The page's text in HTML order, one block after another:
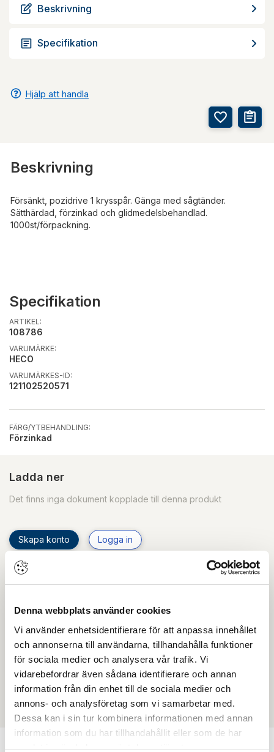
Denna webbplats använder cookies
Vi använder enhetsidentifierare för att anpassa innehållet
och annonserna till användarna, tillhandahålla funktioner
för sociala medier och analysera vår trafik. Vi
vidarebefordrar även sådana identifierare och annan
information från din enhet till de sociala medier och
annons- och analysföretag som vi samarbetar med.
Dessa kan i sin tur kombinera informationen med annan
information som du har tillhandahållit eller som de har
samlat in när du har använt deras tjänster.
Beskrivning
Specifikation
Hjälp att handla
Beskrivning
Försänkt, pozidrive 1 krysspår. Gänga med sågtänder.
Sätthärdad, förzinkad och glidmedelsbehandlad.
1000st/förpackning.
Specifikation
ARTIKEL:
108786
VARUMÄRKE:
HECO
VARUMÄRKES-ID:
121102520571
FÄRG/YTBEHANDLING:
Förzinkad
Ladda ner
Det finns inga dokument kopplade till denna produkt
Skapa konto Logga in
Skapa inloggning, bli företagskund eller logga in för att
beställa, se priser,
övriga dokument.
Filmer